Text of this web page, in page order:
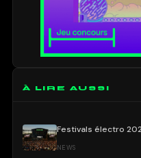
À LIRE AUSSI
Festivals électro
NEWS